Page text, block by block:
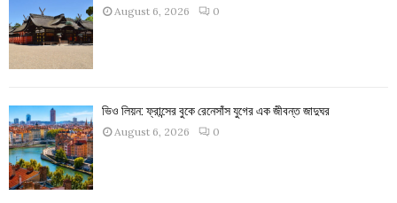
August 6, 2026 0
ভিও লিয়ন: ফ্রান্সের বুকে রেনেসাঁস যুগের এক জীবন্ত জাদুঘর
August 6, 2026 0